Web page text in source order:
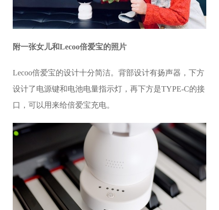
附一张女儿和Lecoo倍爱宝的照片
Lecoo倍爱宝的设计十分简洁。背部设计有扬声器，下方
设计了电源键和电池电量指示灯，再下方是TYPE-C的接
口，可以用来给倍爱宝充电。